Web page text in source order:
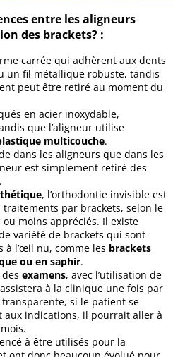
entre les aligneurs
des brackets? :
carrée qui adhèrent aux dents
un fil métallique robuste, tandis
peut être retiré au moment du
en acier inoxydable,
que l’aligneur utilise
multicouche.
dans les aligneurs que dans les
est simplement retiré des
, l’orthodontie invisible est
par brackets, selon le
moins appréciés. Il existe
variété de brackets qui sont
l’œil nu, comme les brackets
ou en saphir.
examens, avec l’utilisation de
à la clinique une fois par
transparente, si le patient se
aux indications, il pourrait aller à
à être utilisés pour la